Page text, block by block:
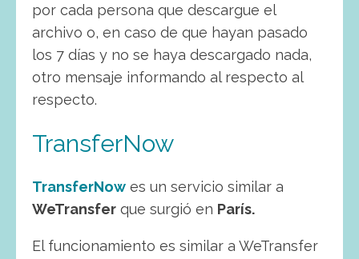
por cada persona que descargue el
archivo o, en caso de que hayan pasado
los 7 días y no se haya descargado nada,
otro mensaje informando al respecto al
respecto.
TransferNow
TransferNow es un servicio similar a
WeTransfer que surgió en París.
El funcionamiento es similar a WeTransfer